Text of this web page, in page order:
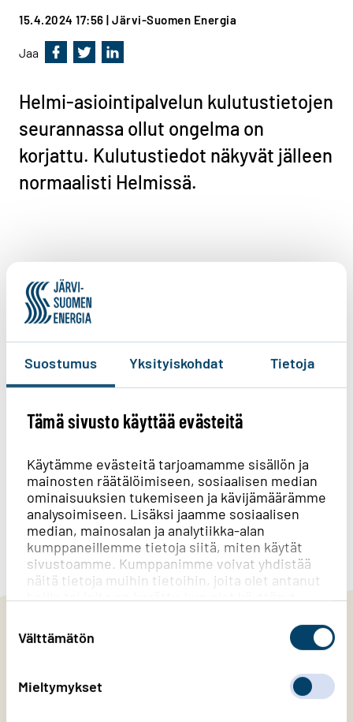
Suostumus Yksityiskohdat Tietoja
Tämä sivusto käyttää evästeitä
Käytämme evästeitä tarjoamamme sisällön ja
mainosten räätälöimiseen, sosiaalisen median
ominaisuuksien tukemiseen ja kävijämäärämme
analysoimiseen. Lisäksi jaamme sosiaalisen
median, mainosalan ja analytiikka-alan
kumppaneillemme tietoja siitä, miten käytät
sivustoamme. Kumppanimme voivat yhdistää
näitä tietoja muihin tietoihin, joita olet antanut
heille tai joita on kerätty, kun olet käyttänyt
valinta
Välttämätön
Mieltymykset
15.4.2024 17:56 | Järvi-Suomen Energia
Jaa Jaa Facebookissa
Jaa Twitterissä
Jaa Linkedinissä
Helmi-asiointipalvelun kulutustietojen
seurannassa ollut ongelma on
korjattu. Kulutustiedot näkyvät jälleen
normaalisti Helmissä.
Auta meitä kehittämään
verkkosivujamme. Löysitkö sisällöstä
vastausta
En lainkaan
Created with askem.com
Tilaa Järvi-Suomen Energian
uutiskirje